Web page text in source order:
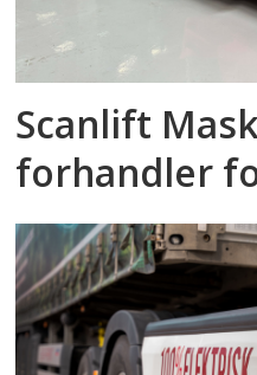
Scanlift
forhandler